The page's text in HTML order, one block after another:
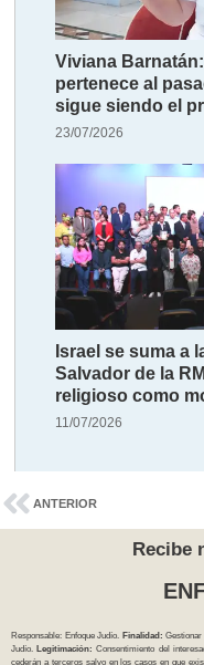
Viviana
pertenece al
sigue siendo el
23/07/2026
Israel se suma a
Salvador de la
religioso como
11/07/2026
ANTERIOR
Recibe
Responsable: Enfoque Judío. Finalidad:
Judío.
Legitimación: Consentimiento del
cederán a terceros salvo en los casos en que